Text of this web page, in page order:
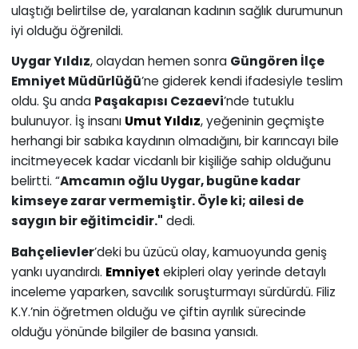
ulaştığı belirtilse de, yaralanan kadının sağlık durumunun
iyi olduğu öğrenildi.
Uygar Yıldız, olaydan hemen sonra Güngören İlçe
Emniyet Müdürlüğü’ne giderek kendi ifadesiyle teslim
oldu. Şu anda Paşakapısı Cezaevi’nde tutuklu
bulunuyor. İş insanı Umut Yıldız, yeğeninin geçmişte
herhangi bir sabıka kaydının olmadığını, bir karıncayı bile
incitmeyecek kadar vicdanlı bir kişiliğe sahip olduğunu
belirtti. “Amcamın oğlu Uygar, bugüne kadar
kimseye zarar vermemiştir. Öyle ki; ailesi de
saygın bir eğitimcidir." dedi.
Bahçelievler’deki bu üzücü olay, kamuoyunda geniş
yankı uyandırdı. Emniyet ekipleri olay yerinde detaylı
inceleme yaparken, savcılık soruşturmayı sürdürdü. Filiz
K.Y.’nin öğretmen olduğu ve çiftin ayrılık sürecinde
olduğu yönünde bilgiler de basına yansıdı.